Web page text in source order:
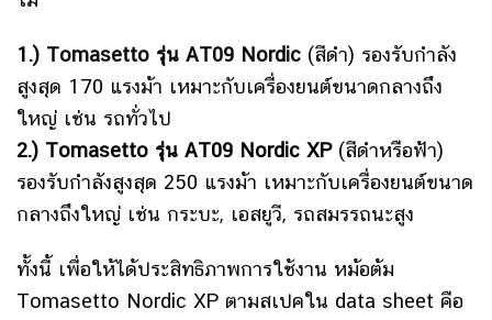
1.) Tomasetto รุ่น AT09 Nordic (สีดำ) รองรับกำลัง
สูงสุด 170 แรงม้า เหมาะกับเครื่องยนต์ขนาดกลางถึง
ใหญ่ เช่น รถทั่วไป
2.) Tomasetto รุ่น AT09 Nordic XP(สีดำหรือฟ้า)
รองรับกำลังสูงสุด 250 แรงม้า เหมาะกับเครื่องยนต์ขนาด
กลางถึงใหญ่ เช่น กระบะ, เอสยูวี, รถสมรรถนะสูง
ทั้งนี้ เพื่อให้ได้ประสิทธิภาพการใช้งาน หม้อต้ม
Tomasetto Nordic XP ตามสเปคใน data sheet คือ